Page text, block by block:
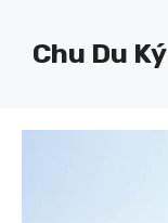
Chu Du Ký